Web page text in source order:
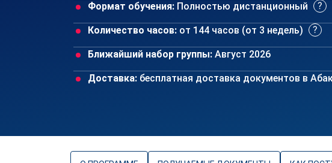
Формат обучения: Полностью дистанционный
Количество часов: от 144 часов (от 3 недель)
Ближайший набор группы: Август 2026
Доставка: бесплатная доставка документов в